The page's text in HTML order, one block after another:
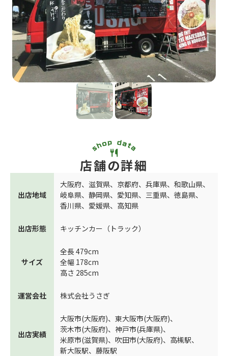
店舗の詳細
出店地域
大阪府、 滋賀県、 京都府、 兵庫県、 和歌山県、
岐阜県、 静岡県、 愛知県、 三重県、 徳島県、
香川県、 愛媛県、 高知県
出店形態 キッチンカー（トラック）
サイズ
全長 479cm
全幅 178cm
高さ 285cm
運営会社 株式会社うさぎ
出店実績
大阪市(大阪府)、 東大阪市(大阪府)、
茨木市(大阪府)、 神戸市(兵庫県)、
米原市(滋賀県)、 吹田市(大阪府)、 高槻駅、
新大阪駅、 藤阪駅